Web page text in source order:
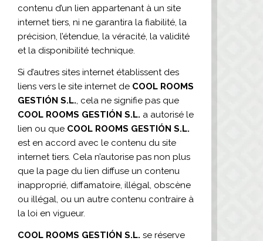
contenu d’un lien appartenant à un site
internet tiers, ni ne garantira la fiabilité, la
précision, l’étendue, la véracité, la validité
et la disponibilité technique.
Si d’autres sites internet établissent des
liens vers le site internet de COOL ROOMS
GESTIÓN S.L., cela ne signifie pas que
COOL ROOMS GESTIÓN S.L. a autorisé le
lien ou que COOL ROOMS GESTIÓN S.L.
est en accord avec le contenu du site
internet tiers. Cela n’autorise pas non plus
que la page du lien diffuse un contenu
inapproprié, diffamatoire, illégal, obscène
ou illégal, ou un autre contenu contraire à
la loi en vigueur.
COOL ROOMS GESTIÓN S.L. se réserve